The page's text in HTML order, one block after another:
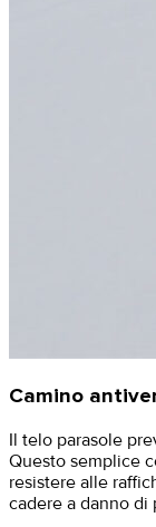
Camino
Il telo parasole
Questo semplice
resistere alle
cadere a danno di